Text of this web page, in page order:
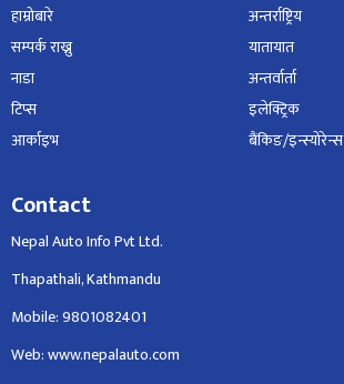
हाम्रोबारे
सम्पर्क राख्नु
नाडा
टिप्स
आर्काइभ
अन्तर्राष्ट्रिय
यातायात
अन्तर्वार्ता
इलेक्ट्रिक
बैंकिङ/इन्स्योरेन्स
Contact
Nepal Auto Info Pvt Ltd.
Thapathali, Kathmandu
Mobile: 9801082401
Web: www.nepalauto.com